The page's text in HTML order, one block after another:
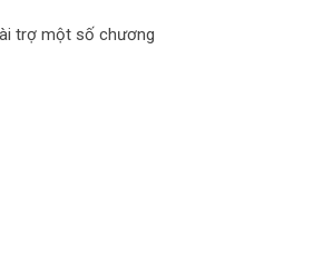
trợ một số chương